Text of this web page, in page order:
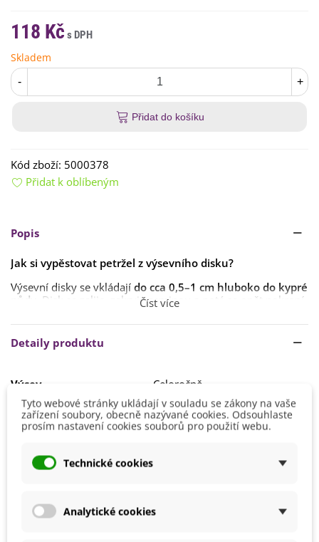
118 Kč
Skladem
- +
Přidat do košíku
Kód zboží: 5000378
Přidat k oblíbeným
Popis
Jak si vypěstovat petržel z výsevního disku?
Výsevní disky se vkládají do cca 0,5–1 cm hluboko do kypré
půdy
. Disk se zalije, zakryje zeminou a poté se opět pokropí.
Semena klíčí přibližně14–28 dnů při teplotě 15–20 °C.
Navenkovní stanoviště
Číst více
Detaily produktu
Výsev
Celoročně
Výška
10 - 20 cm
Stanoviště
Polostín
Barva Plodů
BIO Kvalita
Ne
Tyto webové stránky ukládají v souladu se zákony na vaše
zařízení soubory, obecně nazývané cookies. Odsouhlaste
prosím nastavení cookies souborů pro použití webu.
Technické cookies
Analytické cookies